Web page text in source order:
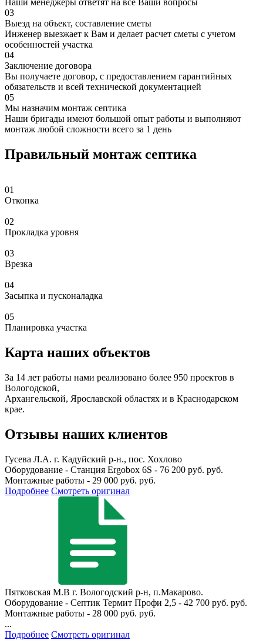
Наши менеджеры ответят на все Ваши вопросы
03
Выезд на объект, составление сметы
Инженер выезжает к Вам и делает расчет сметы с учетом
особенностей участка
04
Заключение договора
Вы получаете договор, с предоставлением гарантийных
обязательств и всей технической документацией
05
Мы назначим монтаж септика
Наши бригады имеют большой опыт работы и выполняют
монтаж любой сложности всего за 1 день
Правильный монтаж септика
01
Откопка
02
Прокладка уровня
03
Врезка
04
Засыпка и пусконаладка
05
Планировка участка
Карта наших объектов
За 14 лет работы нами реализовано более 950 проектов в
Вологодской,
Архангельской, Ярославской областях и в Краснодарском
крае.
Отзывы наших клиентов
Гусева Л.А. г. Кадуйский р-н., пос. Хохлово
Оборудование - Станция Ergobox 6S - 76 200 руб. руб.
Монтажные работы - 29 000 руб. руб.
Подробнее Смотреть оригинал
Пятковская М.В г. Вологодский р-н, п.Макарово.
Оборудование - Септик Термит Профи 2,5 - 42 700 руб. руб.
Монтажные работы - 28 000 руб. руб.
...
Подробнее Смотреть оригинал